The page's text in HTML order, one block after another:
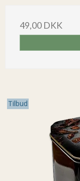
49,00 DKK
Tilbud